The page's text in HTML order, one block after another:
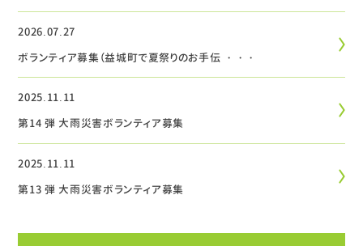
2026.07.27
ボランティア募集（益城町で夏祭りのお手伝 ・・・
2025.11.11
第14 弾 大雨災害ボランティア募集
2025.11.11
第13 弾 大雨災害ボランティア募集